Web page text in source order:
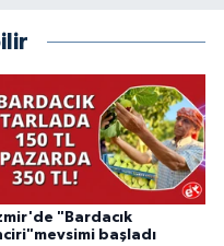
"Bardacık
başladı